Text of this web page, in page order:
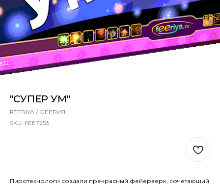
"СУПЕР УМ"
FEERIYA / ФЕЕРИЯ
SKU: FEE7253
Пиротехнологи создали прекрасный фейерверк, сочетающий